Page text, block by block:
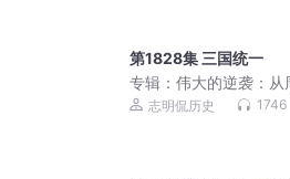
第1828集 三国统一
专辑：伟大的逆袭：从
国丨中国通史丨上下五
志明侃历史 1746